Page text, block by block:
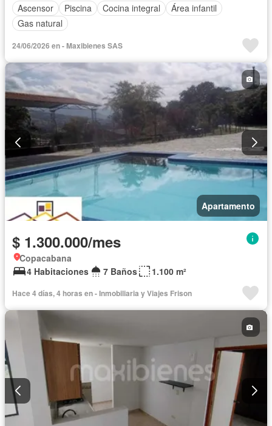
Ascensor
Piscina Cocina integral
Área infantil
Gas natural
24/06/2026 en - Maxibienes SAS
Apartamento
$ 1.300.000/mes
Copacabana
4 Habitaciones
7 Baños 1.100 m²
Hace 4 días, 4 horas en - Inmobiliaria y Viajes Frison